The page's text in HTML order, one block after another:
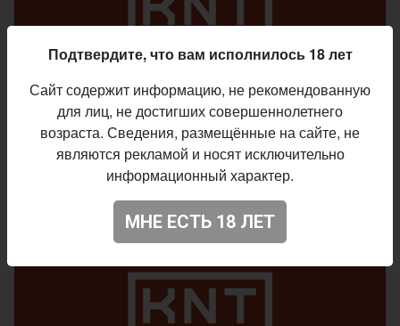
БАР
Konteyner 3
, вул. Велика Васильківська, 101
Работает сегодня до 00:00
Подтвердите, что вам исполнилось 18 лет
Сайт содержит информацию, не рекомендованную
для лиц, не достигших совершеннолетнего
возраста. Сведения, размещённые на сайте, не
являются рекламой и носят исключительно
информационный характер.
МНЕ ЕСТЬ 18 ЛЕТ